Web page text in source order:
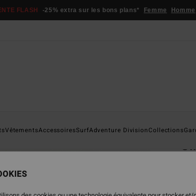
FLASH -25% extra sur les bons plans* Femme Homme
VêtementsAccessoiresSurfAdventure DivisionCollections